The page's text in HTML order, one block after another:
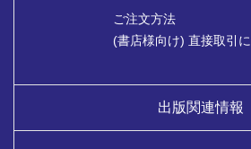
ご注文方法
(書店様向け) 直接取引
出版関連情報